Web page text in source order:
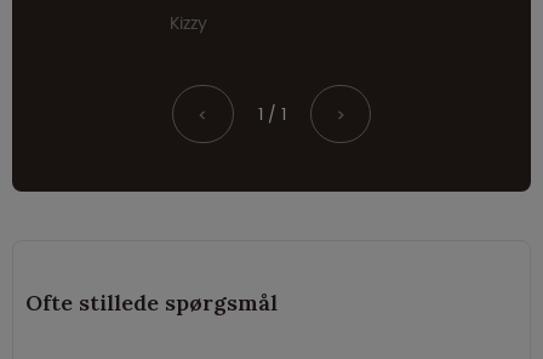
Kizzy
< 1 / 1 >
Ofte stillede spørgsmål